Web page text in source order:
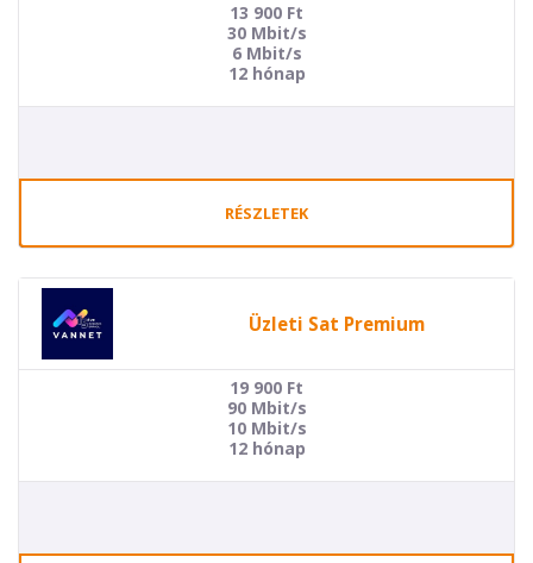
13 900 Ft
30 Mbit/s
6 Mbit/s
12 hónap
RÉSZLETEK
Üzleti Sat Premium
19 900 Ft
90 Mbit/s
10 Mbit/s
12 hónap